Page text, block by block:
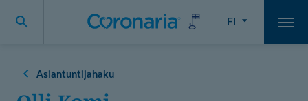
FI
Asiantuntijahaku